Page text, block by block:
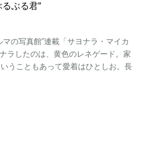
ぶる君”
の写真館”連載「サヨナラ・マイカ
ラしたのは、黄色のレネゲード。家
うこともあって愛着はひとしお。長